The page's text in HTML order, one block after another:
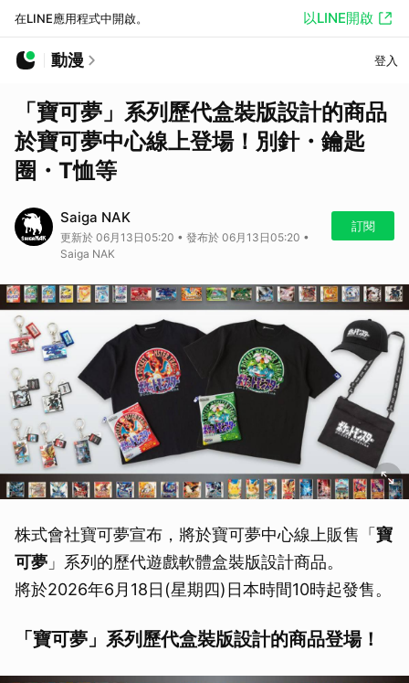
在LINE應用程式中開啟。 以LINE開啟
動漫 登入
「寶可夢」系列歷代盒裝版設計的商品
於寶可夢中心線上登場！別針・鑰匙
圈・T恤等
Saiga NAK
更新於 06月13日05:20 • 發布於 06月13日05:20 •
Saiga NAK
訂閱
株式會社寶可夢宣布，將於寶可夢中心線上販售「 寶
可夢 」系列的歷代遊戲軟體盒裝版設計商品。
將於2026年6月18日(星期四)日本時間10時起發售。
「寶可夢」系列歷代盒裝版設計的商品登場！